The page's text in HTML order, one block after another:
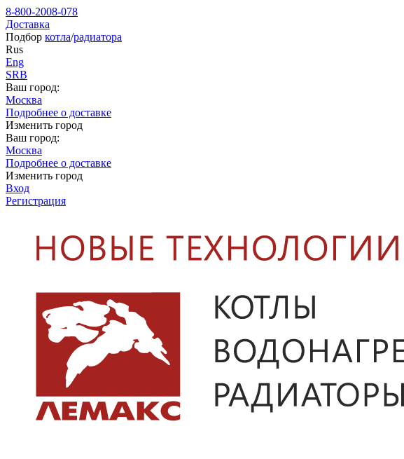
8-800-2008-078
Доставка
Подбор котла/радиатора
Rus
Eng
SRB
Ваш город:
Москва
Подробнее о доставке
Изменить город
Ваш город:
Москва
Подробнее о доставке
Изменить город
Вход
Регистрация